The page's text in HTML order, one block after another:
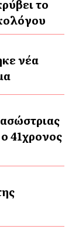
το
νέα
41χρονος